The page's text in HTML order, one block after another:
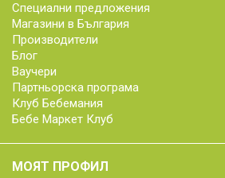
Специални предложения
Магазини в България
Производители
Блог
Ваучери
Партньорска програма
Клуб Бебемания
Бебе Маркет Клуб
МОЯТ ПРОФИЛ